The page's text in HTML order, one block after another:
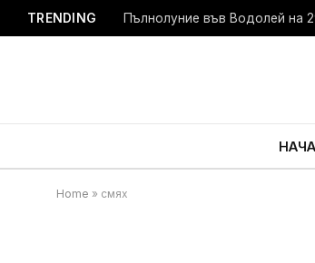
TRENDING Пълнолуние във Водолей на
Home » смях